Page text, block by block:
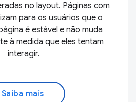
no layout. Páginas com
para os usuários que o
é estável e não muda
à medida que eles tentam
interagir.
Saiba mais